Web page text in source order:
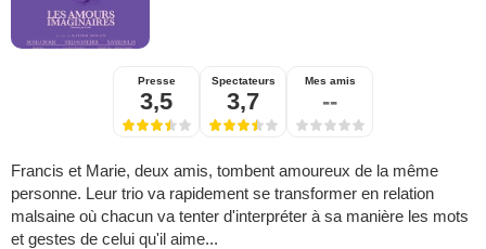
Presse
3,5
Spectateurs
3,7
Mes amis
--
Francis et Marie, deux amis, tombent amoureux de la même
personne. Leur trio va rapidement se transformer en relation
malsaine où chacun va tenter d'interpréter à sa manière les mots
et gestes de celui qu'il aime...